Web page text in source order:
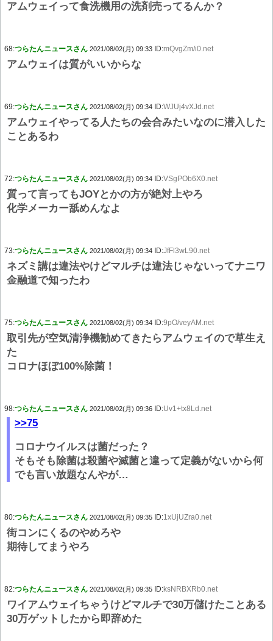
アムウェイって食洗機用の洗剤売ってるんか？
68:つらたんニュースさん 2021/08/02(月) 09:33 ID:mQvgZm/i0.net
アムウェイは質がいいからな
69:つらたんニュースさん 2021/08/02(月) 09:34 ID:WJUj4vXJd.net
アムウェイやってる人たちの会合みたいなのに潜入した
ことあるわ
72:つらたんニュースさん 2021/08/02(月) 09:34 ID:VSgPOb6X0.net
質って言ってもJOYとかの方が絶対上やろ
化学メーカー舐めんなよ
73:つらたんニュースさん 2021/08/02(月) 09:34 ID:JfFl3wL90.net
ネズミ講は違法やけどマルチは違法じゃないってナニワ
金融道で知ったわ
75:つらたんニュースさん 2021/08/02(月) 09:34 ID:9pO/veyAM.net
取引先が空気清浄機勧めてきたらアムウェイので草生え
た
コロナほぼ100%除菌！
98:つらたんニュースさん 2021/08/02(月) 09:36 ID:Uv1+tx8Ld.net
>>75
コロナウイルスは菌だった？
そもそも除菌は殺菌や滅菌と違って定義がないから何
でも言い放題なんやが…
80:つらたんニュースさん 2021/08/02(月) 09:35 ID:1xUjUZra0.net
街コンにくるのやめろや
期待してまうやろ
82:つらたんニュースさん 2021/08/02(月) 09:35 ID:ksNRBXRb0.net
ワイアムウェイちゃうけどマルチで30万儲けたことある
30万ゲットしたから即辞めた